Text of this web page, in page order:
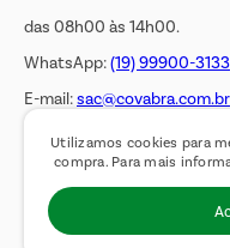
Utilizamos cookies para
compra. Para mais
das 08h00 às 14h00.
WhatsApp:(19) 99900-3133
E-mail:sac@covabra.com.br
Negócios Imobiliários